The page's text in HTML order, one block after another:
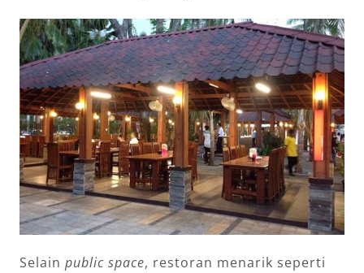
Selain public space, restoran menarik seperti